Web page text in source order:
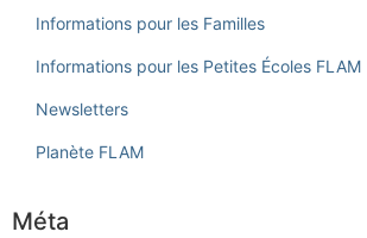
Informations pour les Familles
Informations pour les Petites Écoles FLAM
Newsletters
Planète FLAM
Méta